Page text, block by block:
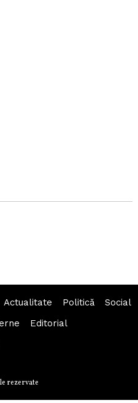
Actualitate Politică
Social
Editorial
rezervate